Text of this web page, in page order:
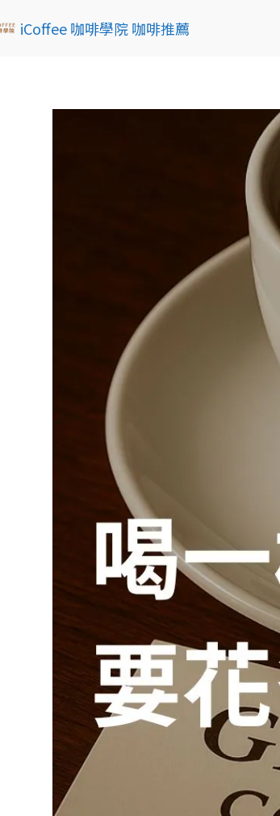
iCoffee 咖啡學院 咖啡推薦